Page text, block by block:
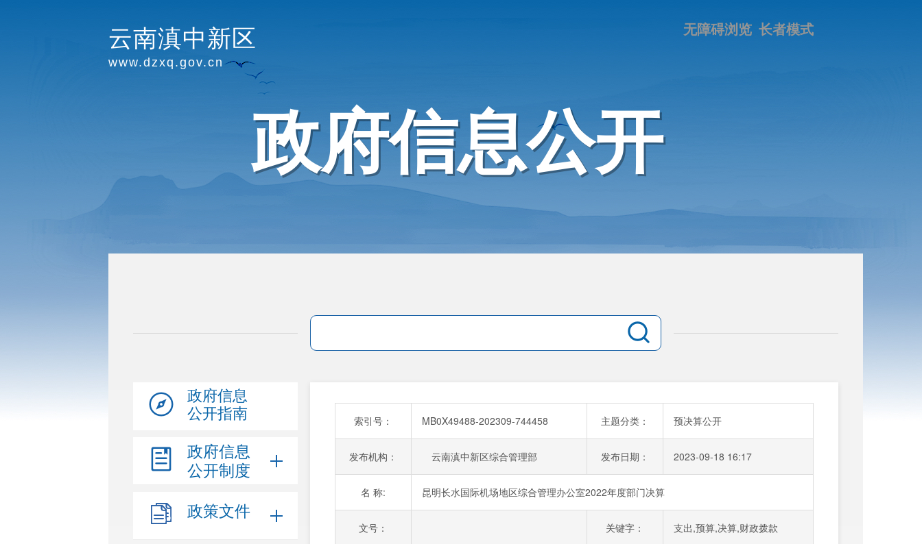
云南滇中新区
www.dzxq.gov.cn
长者模式
无障碍浏览
政府信息公开
政府信息
公开指南
政府信息
公开制度
政策文件
索引号： MB0X49488-202309-744458 主题分类： 预决算公开
发布机构： 云南滇中新区综合管理部 发布日期： 2023-09-18 16:17
名 称: 昆明长水国际机场地区综合管理办公室2022年度部门决算
文号： 关键字： 支出,预算,决算,财政拨款